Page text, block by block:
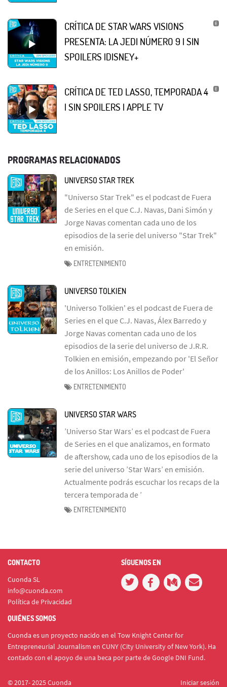
CRÍTICA DE STAR WARS VISIONS
PRESENTA: LA JEDI NÚMERO 9 | SIN
SPOILERS |DISNEY+
CRÍTICA DE TED LASSO, TEMPORADA 4
| SIN SPOILERS | APPLE TV
PROGRAMAS RELACIONADOS
UNIVERSO STAR TREK
"Universo Star Trek" es el podcast de Fuera
de Series en el que C.J. Navas, Dani Simón y
Jorge Navas comentan cada uno de los
episodios de la serie del universo "Star Trek"
en emisión.
ENTRETENIMIENTO
UNIVERSO TOLKIEN
'Universo Tolkien' es el podcast de Fuera de
Series en el que C.J. Navas, Álex Barredo y
Jorge Navas comentan cada uno de los
episodios de la serie del universo de J.R.R.
Tolkien en emisión, empezando por 'El Señor
de los Anillos: Los Anillos de Poder'
ENTRETENIMIENTO
UNIVERSO STAR WARS
’Universo Star Wars’ es el podcast de Fuera
de Series en el que analizamos, en formato
de aftershow, cada uno de los episodios de la
serie del universo ’Star Wars’ en emisión.
Actualmente podrás escuchar los recaps de la
tercera temporada de ’
ENTRETENIMIENTO
CONTACTO
Cuonda SL
info@cuonda.com
Política de Privacidad
SÍGUENOS EN
QUIÉNES SOMOS
Cuonda es un proyecto nacido en el Tow Knight Center for
Entrepreneurial Journalism en CUNY (City University of New York). Ha
contado con el apoyo de una beca por parte de Google DNI Fund.
© 2017- 2025 Cuonda Iniciar sesión